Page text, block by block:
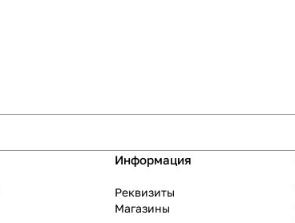
Информация
Реквизиты
Магазины